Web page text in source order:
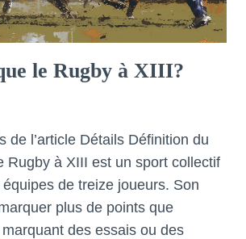
le Rugby à XIII?
de l’article Détails Définition du
Rugby à XIII est un sport collectif
de treize joueurs. Son
plus de points que
marquant des essais ou des